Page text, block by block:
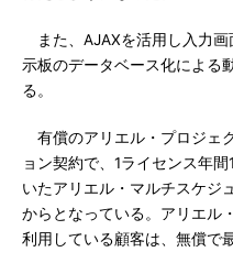
また、AJAXを活用し入力画
示板のデータベース化による
る。
有償のアリエル・プロジェ
ョン契約で、1ライセンス年
いたアリエル・マルチスケジ
からとなっている。アリエル
利用している顧客は、無償で